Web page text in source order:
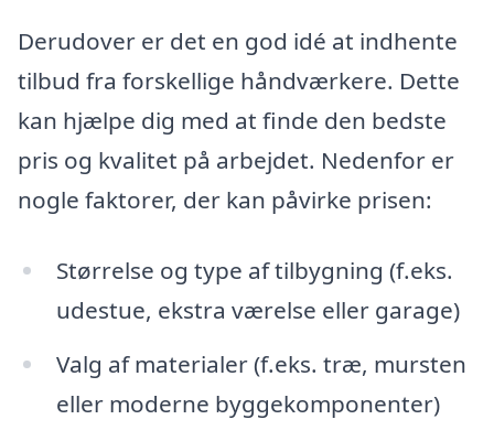
Derudover er det en god idé at indhente
tilbud fra forskellige håndværkere. Dette
kan hjælpe dig med at finde den bedste
pris og kvalitet på arbejdet. Nedenfor er
nogle faktorer, der kan påvirke prisen:
Størrelse og type af tilbygning (f.eks.
udestue, ekstra værelse eller garage)
Valg af materialer (f.eks. træ, mursten
eller moderne byggekomponenter)